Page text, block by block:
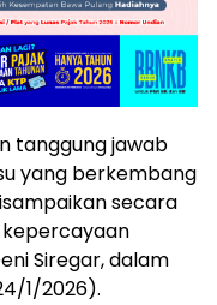
tanggung jawab
yang berkembang
secara
Siregar, dalam
1/2026).